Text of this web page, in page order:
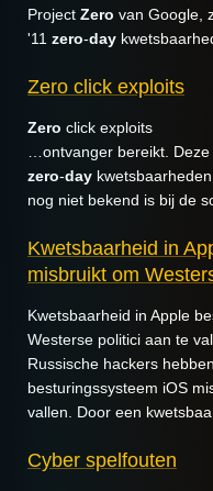
Project Zero van Google,
'11 zero-day
Zero click exploits
Zero click exploits
…ontvanger bereikt.
zero-day
nog niet bekend is bij de
Kwetsbaarheid in
misbruikt om
Kwetsbaarheid in Apple
Westerse politici aan te
Russische hackers
besturingssysteem iOS
vallen. Door een
Cyber spelfouten